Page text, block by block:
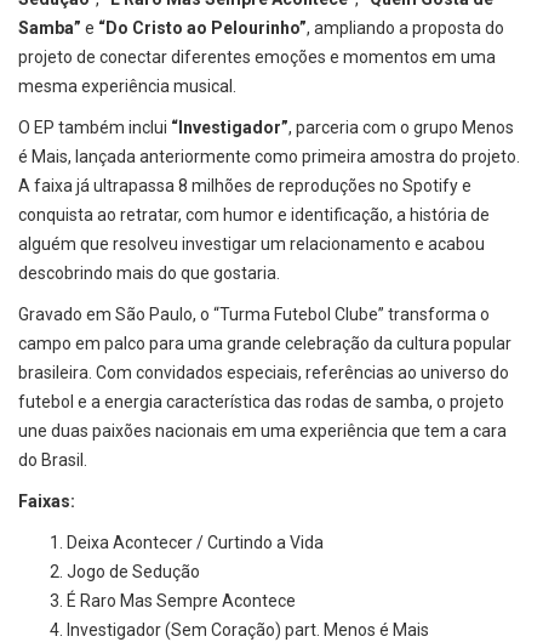
Samba” e “Do Cristo ao Pelourinho”, ampliando a proposta do
projeto de conectar diferentes emoções e momentos em uma
mesma experiência musical.
O EP também inclui “Investigador”, parceria com o grupo Menos
é Mais, lançada anteriormente como primeira amostra do projeto.
A faixa já ultrapassa 8 milhões de reproduções no Spotify e
conquista ao retratar, com humor e identificação, a história de
alguém que resolveu investigar um relacionamento e acabou
descobrindo mais do que gostaria.
Gravado em São Paulo, o “Turma Futebol Clube” transforma o
campo em palco para uma grande celebração da cultura popular
brasileira. Com convidados especiais, referências ao universo do
futebol e a energia característica das rodas de samba, o projeto
une duas paixões nacionais em uma experiência que tem a cara
do Brasil.
Faixas:
Deixa Acontecer / Curtindo a Vida
Jogo de Sedução
É Raro Mas Sempre Acontece
Investigador (Sem Coração) part. Menos é Mais